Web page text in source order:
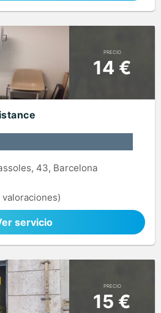
PRECIO
14 €
43, Barcelona
valoraciones)
servicio
PRECIO
15 €